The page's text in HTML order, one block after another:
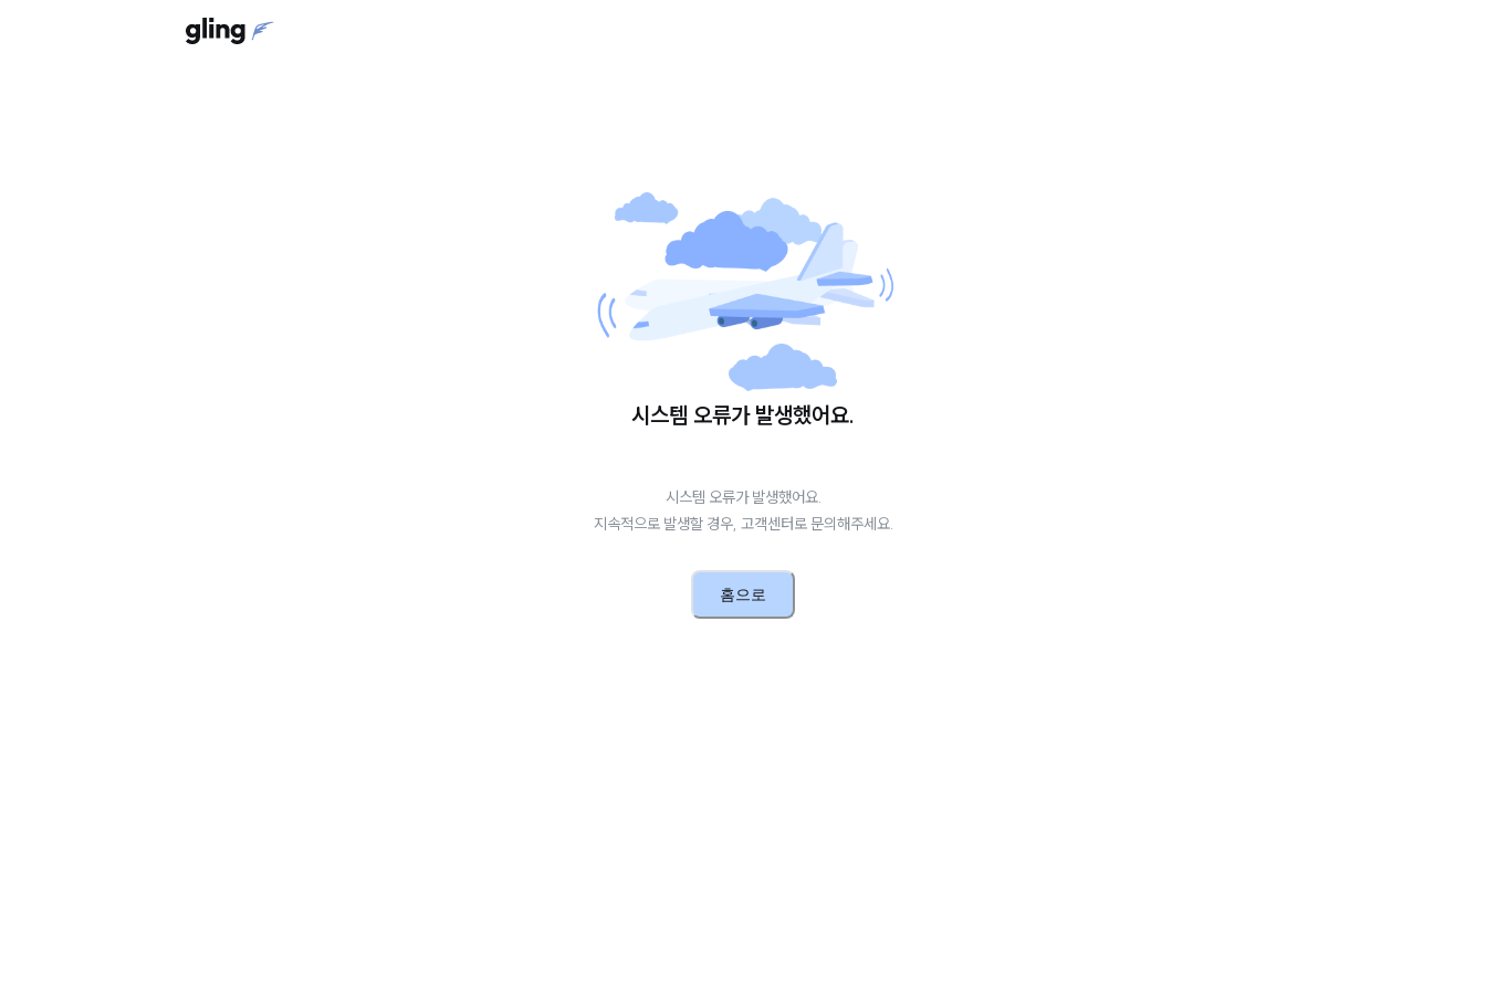
시스템 오류가 발생했어요.
시스템 오류가 발생했어요.
지속적으로 발생할 경우, 고객센터로 문의해주세요.
홈으로